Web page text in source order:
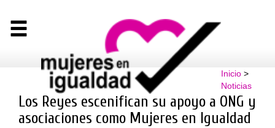
Inicio>
Noticias
Los Reyes escenifican su apoyo a ONG y
asociaciones como Mujeres en Igualdad